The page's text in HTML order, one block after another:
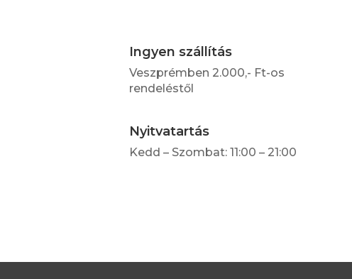
Ingyen szállítás
Veszprémben 2.000,- Ft-os
rendeléstől
Nyitvatartás
Kedd – Szombat: 11:00 – 21:00